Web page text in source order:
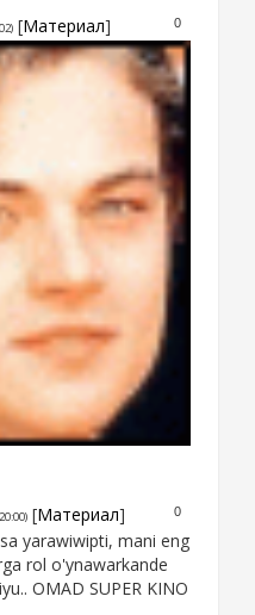
0
[Материал]
0
[Материал]
yarawiwipti, mani eng
rol o'ynawarkande
OMAD SUPER KINO